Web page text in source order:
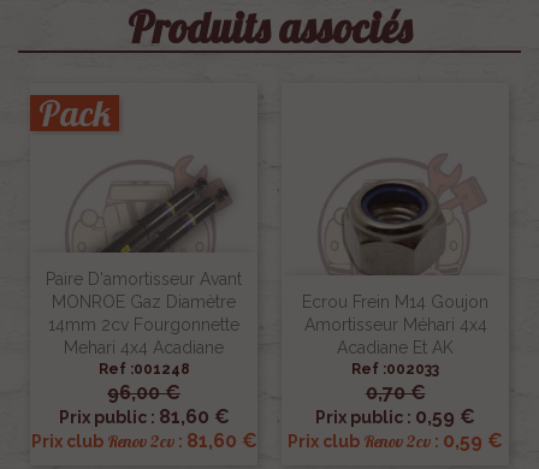
Produits associés
Paire D'amortisseur Avant
MONROE Gaz Diamètre
14mm 2cv Fourgonnette
Mehari 4x4 Acadiane
Ref :001248
96,00 €
Prix public : 81,60 €
Prix club Renov 2cv: 81,60 €
Pack
Ecrou Frein M14 Goujon
Amortisseur Méhari 4x4
Acadiane Et AK
Ref :002033
0,70 €
Prix public : 0,59 €
Prix club Renov 2cv : 0,59 €